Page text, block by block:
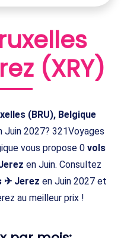
(XRY)
(BRU), Belgique
Juin 2027? 321Voyages
vous propose 0 vols
en Juin. Consultez
✈ Jerez en Juin 2027 et
au meilleur prix !